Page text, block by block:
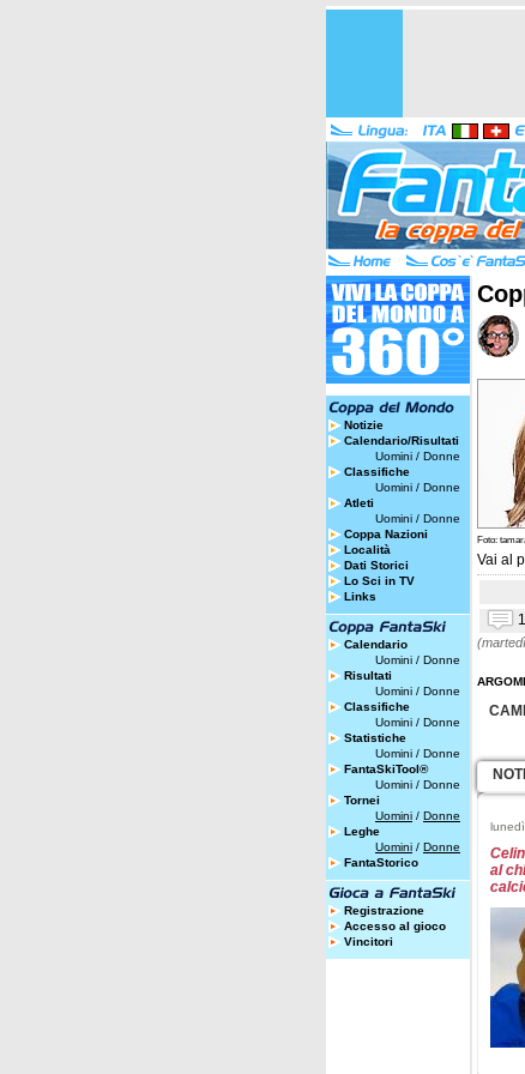
Notizie
Calendario/Risultati
Uomini / Donne
Classifiche
Uomini / Donne
Atleti
Uomini / Donne
Coppa Nazioni
Località
Dati Storici
Lo Sci in TV
Links
Calendario
Uomini / Donne
Risultati
Uomini / Donne
Classifiche
Uomini / Donne
Statistiche
Uomini / Donne
FantaSkiTool®
Uomini / Donne
Tornei
Uomini / Donne
Leghe
Uomini / Donne
FantaStorico
Registrazione
Accesso al gioco
Vincitori
Foto:
Vai al
al